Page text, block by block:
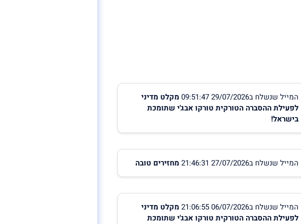
המייל שנשלח ב29/07/2026 09:51:47
מקלט מדיני
לפעילת ההסברה הטורקית טורקו אבג'י שתומכת
בישראל!
המייל שנשלח ב27/07/2026 21:46:31 מחזירים טובה
המייל שנשלח ב06/07/2026 21:06:55
מקלט מדיני
לפעילת ההסברה הטורקית טורקו אבג'י שתומכת